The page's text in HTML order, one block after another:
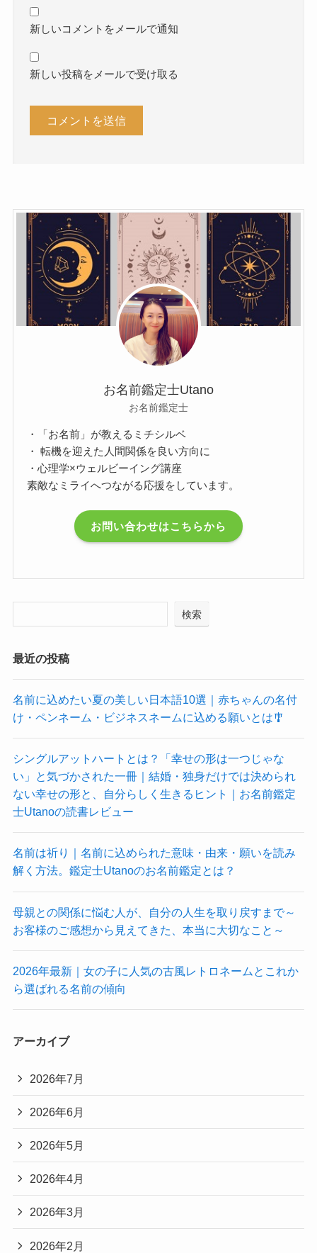
新しいコメントをメールで通知
新しい投稿をメールで受け取る
お名前鑑定士Utano
お名前鑑定士
・「お名前」が教えるミチシルベ
・ 転機を迎えた人間関係を良い方向に
・心理学×ウェルビーイング講座
素敵なミライへつながる応援をしています。
お問い合わせはこちらから
検索
最近の投稿
名前に込めたい夏の美しい日本語10選｜赤ちゃんの名付
け・ペンネーム・ビジネスネームに込める願いとは🎐
シングルアットハートとは？「幸せの形は一つじゃな
い」と気づかされた一冊｜結婚・独身だけでは決められ
ない幸せの形と、自分らしく生きるヒント｜お名前鑑定
士Utanoの読書レビュー
名前は祈り｜名前に込められた意味・由来・願いを読み
解く方法。鑑定士Utanoのお名前鑑定とは？
母親との関係に悩む人が、自分の人生を取り戻すまで～
お客様のご感想から見えてきた、本当に大切なこと～
2026年最新｜女の子に人気の古風レトロネームとこれか
ら選ばれる名前の傾向
アーカイブ
2026年7月
2026年6月
2026年5月
2026年4月
2026年3月
2026年2月